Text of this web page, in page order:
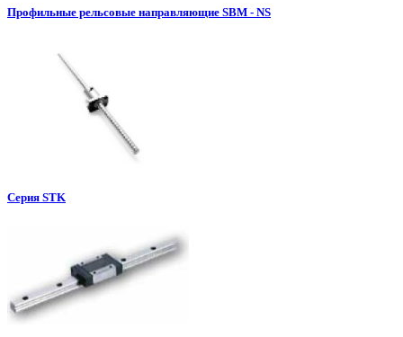
Профильные рельсовые направляющие SBM - NS
Серия STK